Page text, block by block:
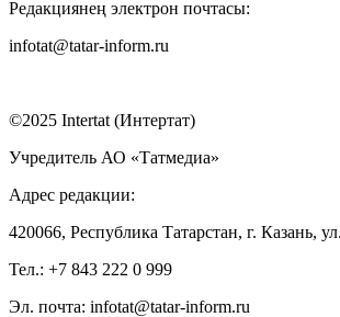
Редакциянең электрон почтасы:
infotat@tatar-inform.ru
©2025 Intertat (Интертат)
Учредитель АО «Татмедиа»
Адрес редакции:
420066, Республика Татарстан, г. Казань,
Тел.: +7 843 222 0 999
Эл. почта: infotat@tatar-inform.ru